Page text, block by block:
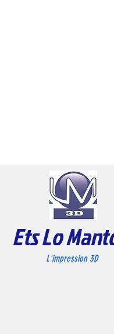
Ets Lo
L'impression 3D